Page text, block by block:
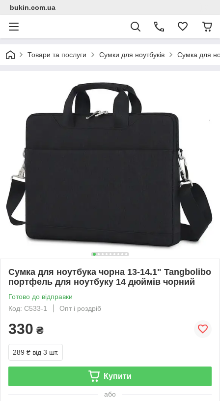
bukin.com.ua
Товари та послуги Сумки для ноутбуків Сумка для
Сумка для ноутбука чорна 13-14.1" Tangbolibo
портфель для ноутбуку 14 дюймів чорний
Готово до відправки
Код: С533-1
Опт і роздріб
330 ₴
289 ₴ від 3 шт.
Купити
або